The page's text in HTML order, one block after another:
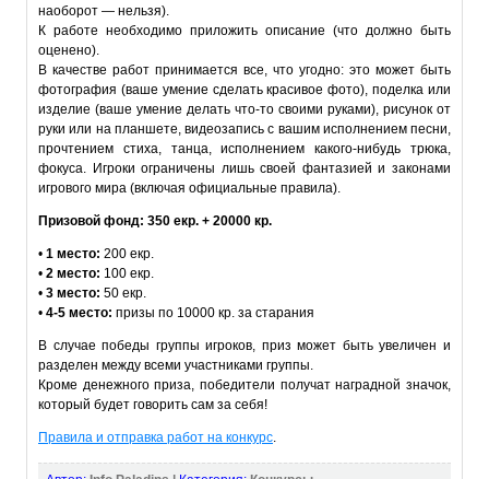
наоборот — нельзя).
К работе необходимо приложить описание (что должно быть
оценено).
В качестве работ принимается все, что угодно: это может быть
фотография (ваше умение сделать красивое фото), поделка или
изделие (ваше умение делать что-то своими руками), рисунок от
руки или на планшете, видеозапись с вашим исполнением песни,
прочтением стиха, танца, исполнением какого-нибудь трюка,
фокуса. Игроки ограничены лишь своей фантазией и законами
игрового мира (включая официальные правила).
Призовой фонд: 350 екр. + 20000 кр.
• 1 место: 200 екр.
• 2 место: 100 екр.
• 3 место: 50 екр.
• 4-5 место: призы по 10000 кр. за старания
В случае победы группы игроков, приз может быть увеличен и
разделен между всеми участниками группы.
Кроме денежного приза, победители получат наградной значок,
который будет говорить сам за себя!
Правила и отправка работ на конкурс.